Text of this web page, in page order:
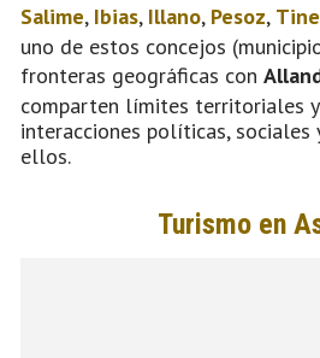
Salime, Ibias, Illano, Pesoz,
uno de estos concejos
fronteras geográficas con
comparten límites territoriales
interacciones políticas, sociales
ellos.